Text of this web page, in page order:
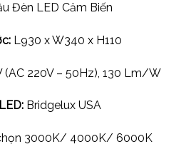
Đèn LED Cảm Biến
L930 x W340 x H110
(AC 220V – 50Hz), 130 Lm/W
Bridgelux USA
3000K/ 4000K/ 6000K